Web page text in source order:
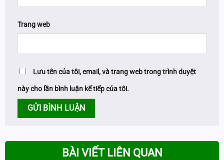
Trang web
Lưu tên của tôi, email, và trang web trong trình duyệt
này cho lần bình luận kế tiếp của tôi.
BÀI VIẾT LIÊN QUAN